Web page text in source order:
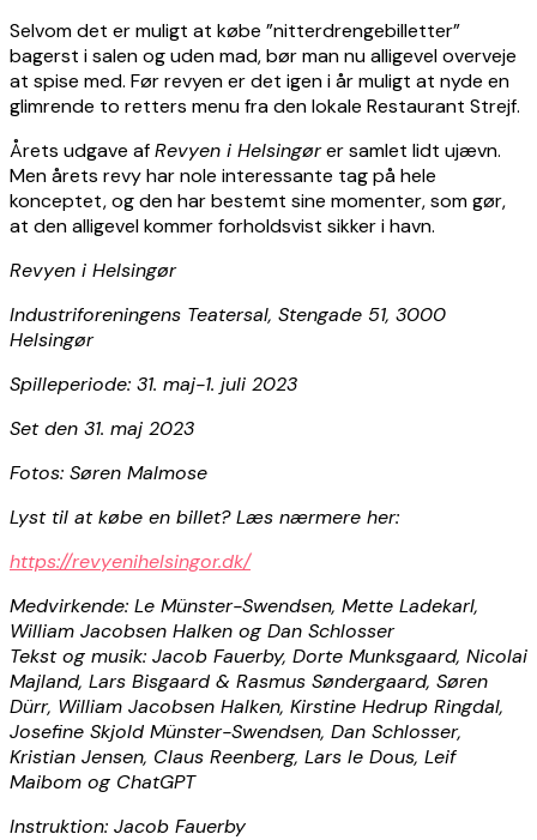
Selvom det er muligt at købe ”nitterdrengebilletter”
bagerst i salen og uden mad, bør man nu alligevel overveje
at spise med. Før revyen er det igen i år muligt at nyde en
glimrende to retters menu fra den lokale Restaurant Strejf.
Årets udgave afRevyen i Helsingører samlet lidt ujævn.
Men årets revy har nole interessante tag på hele
konceptet, og den har bestemt sine momenter, som gør,
at den alligevel kommer forholdsvist sikker i havn.
Revyen i Helsingør
Industriforeningens Teatersal, Stengade 51, 3000
Helsingør
Spilleperiode: 31. maj-1. juli 2023
Set den 31. maj 2023
Fotos: Søren Malmose
Lyst til at købe en billet? Læs nærmere her:
https://revyenihelsingor.dk/
Medvirkende: Le Münster-Swendsen, Mette Ladekarl,
William Jacobsen Halken og Dan Schlosser
Tekst og musik: Jacob Fauerby, Dorte Munksgaard, Nicolai
Majland, Lars Bisgaard & Rasmus Søndergaard, Søren
Dürr, William Jacobsen Halken, Kirstine Hedrup Ringdal,
Josefine Skjold Münster-Swendsen, Dan Schlosser,
Kristian Jensen, Claus Reenberg, Lars le Dous, Leif
Maibom og ChatGPT
Instruktion: Jacob Fauerby